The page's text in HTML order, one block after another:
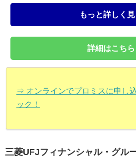
もっと詳しく
詳細はこちら
⇒ オンラインでプロミスに申し
ック！
三菱UFJフィナンシャル・グル